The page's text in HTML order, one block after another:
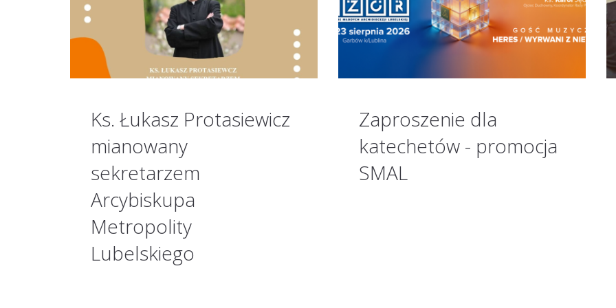
Ks. Łukasz Protasiewicz
mianowany
sekretarzem
Arcybiskupa
Metropolity
Lubelskiego
Zaproszenie dla
katechetów - promocja
SMAL